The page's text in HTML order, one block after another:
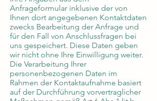
Anfrageformular inklusive der von
Ihnen dort angegebenen Kontaktdaten
zwecks Bearbeitung der Anfrage und
für den Fall von Anschlussfragen bei
uns gespeichert. Diese Daten geben
wir nicht ohne Ihre Einwilligung weiter.
Die Verarbeitung Ihrer
personenbezogenen Daten im
Rahmen der Kontaktaufnahme basiert
auf der Durchführung vorvertraglicher